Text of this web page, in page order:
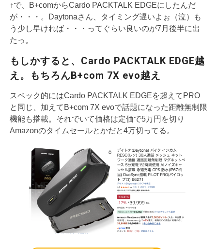
↑で、B+comからCardo PACKTALK EDGEにしたんだ
が・・・。Daytonaさん、タイミング遅いよぉ（泣）も
う少し早ければ・・・ってぐらい良いのが7月後半に出
たっ。
もしかすると、Cardo PACKTALK EDGE越
え。もちろんB+com 7X evo越え
スペック的にはCardo PACKTALK EDGEを超えてPRO
と同じ、加えてB+com 7X evoで話題になった距離無制限
機能も搭載。それでいて価格は定価で5万円を切り
Amazonのタイムセールとかだと4万切ってる。